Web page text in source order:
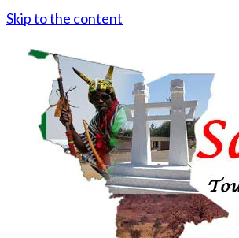
Skip to the content